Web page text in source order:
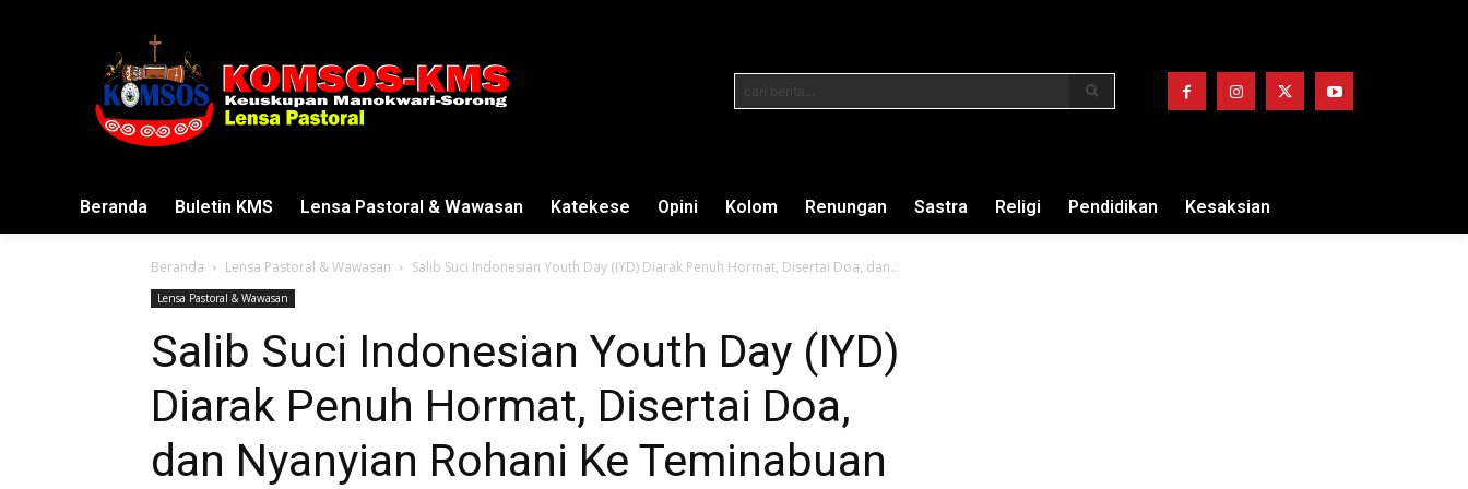
cari berita...
Beranda Buletin KMS Lensa Pastoral & Wawasan Katekese Opini Kolom Renungan Sastra Religi Pendidikan Kesaksian
Beranda Lensa Pastoral & Wawasan Salib Suci Indonesian Youth Day (IYD) Diarak Penuh Hormat, Disertai Doa, dan...
Lensa Pastoral & Wawasan
Salib Suci Indonesian Youth Day (IYD)
Diarak Penuh Hormat, Disertai Doa,
dan Nyanyian Rohani Ke Teminabuan